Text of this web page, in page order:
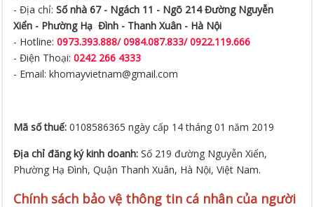
- Địa chỉ:Số nhà 67 - Ngách 11 - Ngõ 214 Đường Nguyễn
Xiển - Phường Hạ Đình - Thanh Xuân - Hà Nội
- Hotline:0973.393.888/ 0984.087.833/ 0922.119.666
- Điện Thoại:0242 266 4333
- Email: khomayvietnam@gmail.com
Mã số thuế:0108586365 ngày cấp 14 tháng 01 năm 2019
Địa chỉ đăng ký kinh doanh:Số 219 đường Nguyễn Xiển,
Phường Hạ Đình, Quận Thanh Xuân, Hà Nội, Việt Nam.
Chính sách bảo vệ thông tin cá nhân của người